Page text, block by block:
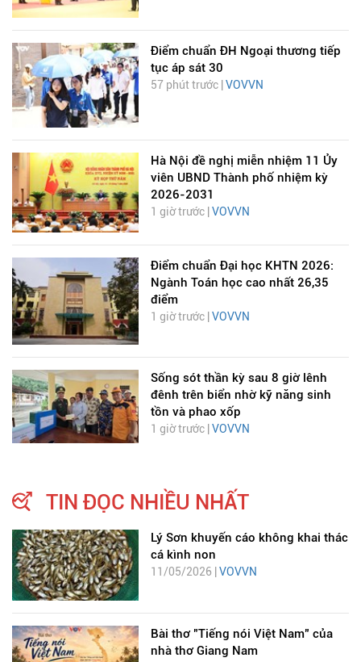
Điểm chuẩn ĐH Ngoại thương tiếp
tục áp sát 30
57 phút trước | VOVVN
Hà Nội đề nghị miễn nhiệm 11 Ủy
viên UBND Thành phố nhiệm kỳ
2026-2031
1 giờ trước | VOVVN
Điểm chuẩn Đại học KHTN 2026:
Ngành Toán học cao nhất 26,35
điểm
1 giờ trước | VOVVN
Sống sót thần kỳ sau 8 giờ lênh
đênh trên biển nhờ kỹ năng sinh
tồn và phao xốp
1 giờ trước |VOVVN
TIN ĐỌC NHIỀU NHẤT
Lý Sơn khuyến cáo không khai thác
cá kình non
11/05/2026 | VOVVN
Bài thơ "Tiếng nói Việt Nam" của
nhà thơ Giang Nam